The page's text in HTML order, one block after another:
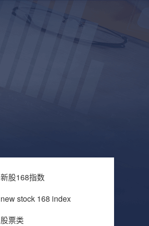
新股168指数
new stock 168 index
股票类